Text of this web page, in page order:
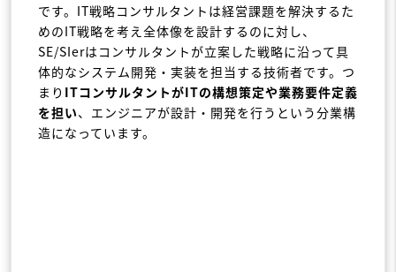
です。IT戦略コンサルタントは経営課題を解決するた
めのIT戦略を考え全体像を設計するのに対し、
SE/SIerはコンサルタントが立案した戦略に沿って具
体的なシステム開発・実装を担当する技術者です。つ
まり ITコンサルタントがITの構想策定や業務要件定義
を担い、エンジニアが設計・開発を行うという分業構
造になっています。